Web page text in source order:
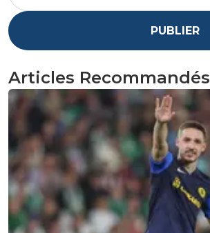
PUBLIER
Articles Recommandés